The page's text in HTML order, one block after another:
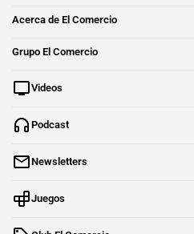
Acerca de El Comercio
Grupo El Comercio
Videos
Podcast
Newsletters
Juegos